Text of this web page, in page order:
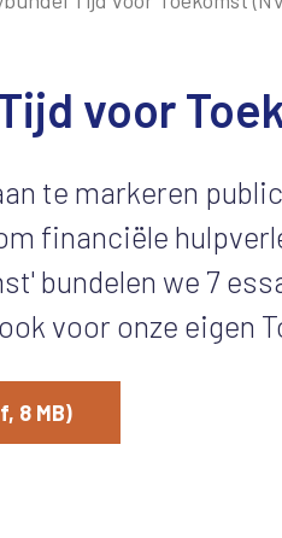
voor
te markeren
financiële
bundelen we 7
voor onze eigen
8 MB)